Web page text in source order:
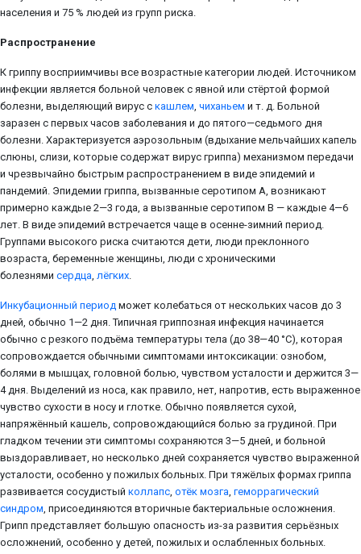
населения и 75 % людей из групп риска.
Распространение
К гриппу восприимчивы все возрастные категории людей. Источником
инфекции является больной человек с явной или стёртой формой
болезни, выделяющий вирус с кашлем, чиханьем и т. д. Больной
заразен с первых часов заболевания и до пятого—седьмого дня
болезни. Характеризуется аэрозольным (вдыхание мельчайших капель
слюны, слизи, которые содержат вирус гриппа) механизмом передачи
и чрезвычайно быстрым распространением в виде эпидемий и
пандемий. Эпидемии гриппа, вызванные серотипом А, возникают
примерно каждые 2—3 года, а вызванные серотипом В — каждые 4—6
лет. В виде эпидемий встречается чаще в осенне-зимний период.
Группами высокого риска считаются дети, люди преклонного
возраста, беременные женщины, люди с хроническими
болезнями сердца, лёгких.
Инкубационный период может колебаться от нескольких часов до 3
дней, обычно 1—2 дня. Типичная гриппозная инфекция начинается
обычно с резкого подъёма температуры тела (до 38—40 °C), которая
сопровождается обычными симптомами интоксикации: ознобом,
болями в мышцах, головной болью, чувством усталости и держится 3—
4 дня. Выделений из носа, как правило, нет, напротив, есть выраженное
чувство сухости в носу и глотке. Обычно появляется сухой,
напряжённый кашель, сопровождающийся болью за грудиной. При
гладком течении эти симптомы сохраняются 3—5 дней, и больной
выздоравливает, но несколько дней сохраняется чувство выраженной
усталости, особенно у пожилых больных. При тяжёлых формах гриппа
развивается сосудистый коллапс, отёк мозга, геморрагический
синдром, присоединяются вторичные бактериальные осложнения.
Грипп представляет большую опасность из-за развития серьёзных
осложнений, особенно у детей, пожилых и ослабленных больных.